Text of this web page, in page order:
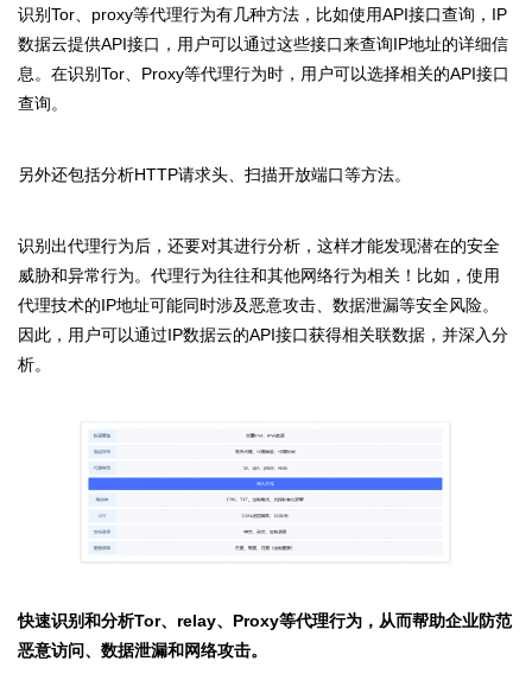
识别Tor、proxy等代理行为有几种方法，比如使用API接口查询，IP
数据云提供API接口，用户可以通过这些接口来查询IP地址的详细信
息。在识别Tor、Proxy等代理行为时，用户可以选择相关的API接口
查询。
另外还包括分析HTTP请求头、扫描开放端口等方法。
识别出代理行为后，还要对其进行分析，这样才能发现潜在的安全
威胁和异常行为。代理行为往往和其他网络行为相关！比如，使用
代理技术的IP地址可能同时涉及恶意攻击、数据泄漏等安全风险。
因此，用户可以通过IP数据云的API接口获得相关联数据，并深入分
析。
快速识别和分析Tor、relay、Proxy等代理行为，从而帮助企业防范
恶意访问、数据泄漏和网络攻击。